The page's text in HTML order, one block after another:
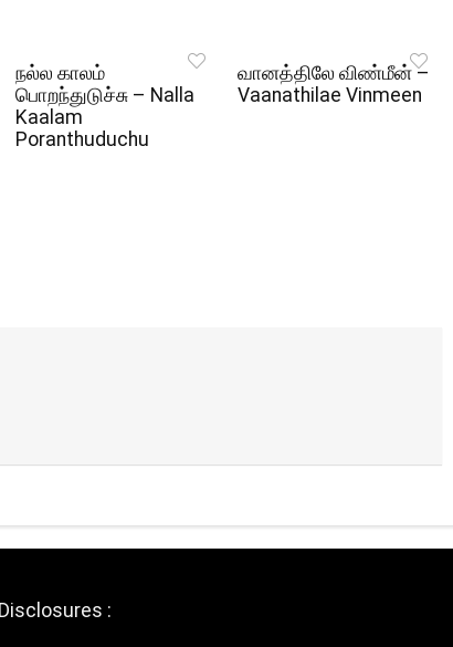
நல்ல காலம்
பொறந்துடுச்சு – Nalla
Kaalam
Poranthuduchu
வானத்திலே விண்மீன் –
Vaanathilae Vinmeen
Disclosures :